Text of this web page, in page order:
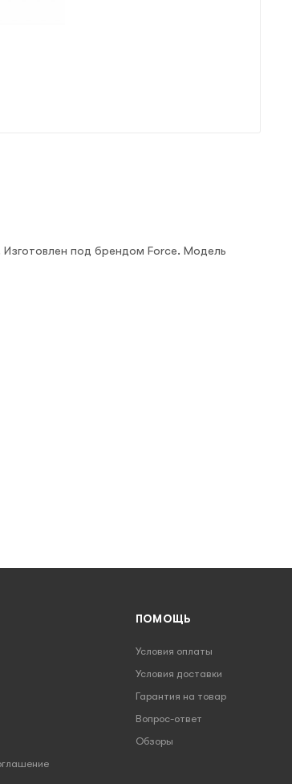
под брендом Force. Модель
ПОМОЩЬ
Условия оплаты
Условия доставки
Гарантия на товар
Вопрос-ответ
Обзоры